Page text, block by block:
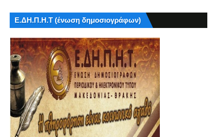
Ε.ΔΗ.Π.Η.Τ (ένωση δημοσιογράφων)